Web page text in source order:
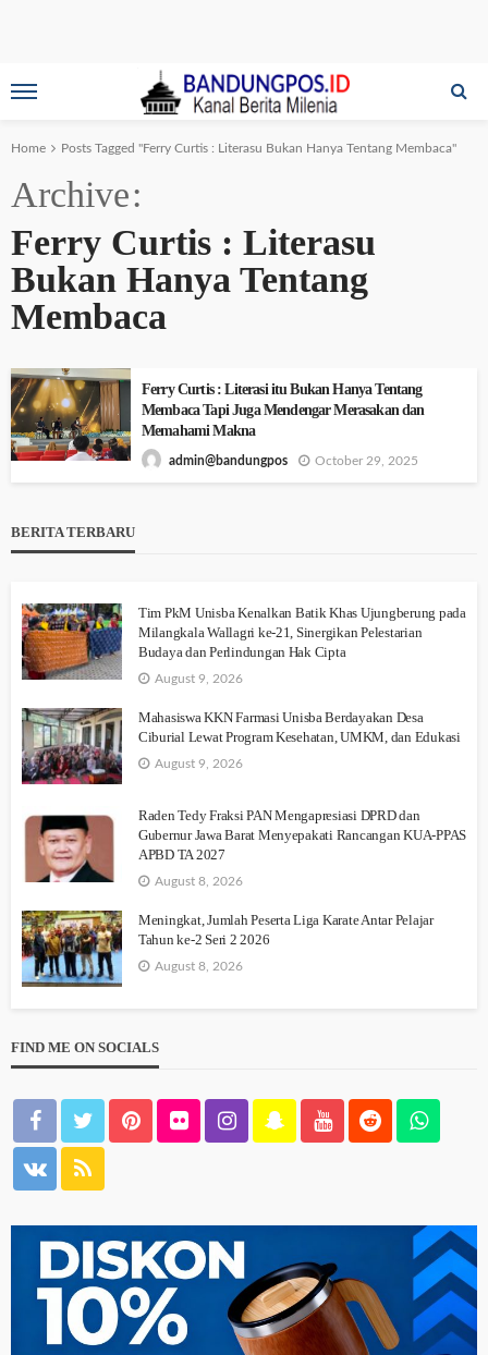
Home Posts Tagged "Ferry Curtis : Literasu Bukan Hanya Tentang Membaca"
Archive
Ferry Curtis : Literasu
Bukan Hanya Tentang
Membaca
Ferry Curtis : Literasi itu Bukan Hanya Tentang
Membaca Tapi Juga Mendengar Merasakan dan
Memahami Makna
admin@bandungpos October 29, 2025
BERITA TERBARU
Tim PkM Unisba Kenalkan Batik Khas Ujungberung pada
Milangkala Wallagri ke-21, Sinergikan Pelestarian
Budaya dan Perlindungan Hak Cipta
August 9, 2026
Mahasiswa KKN Farmasi Unisba Berdayakan Desa
Ciburial Lewat Program Kesehatan, UMKM, dan Edukasi
August 9, 2026
Raden Tedy Fraksi PAN Mengapresiasi DPRD dan
Gubernur Jawa Barat Menyepakati Rancangan KUA-PPAS
APBD TA 2027
August 8, 2026
Meningkat, Jumlah Peserta Liga Karate Antar Pelajar
Tahun ke-2 Seri 2 2026
August 8, 2026
FIND ME ON SOCIALS